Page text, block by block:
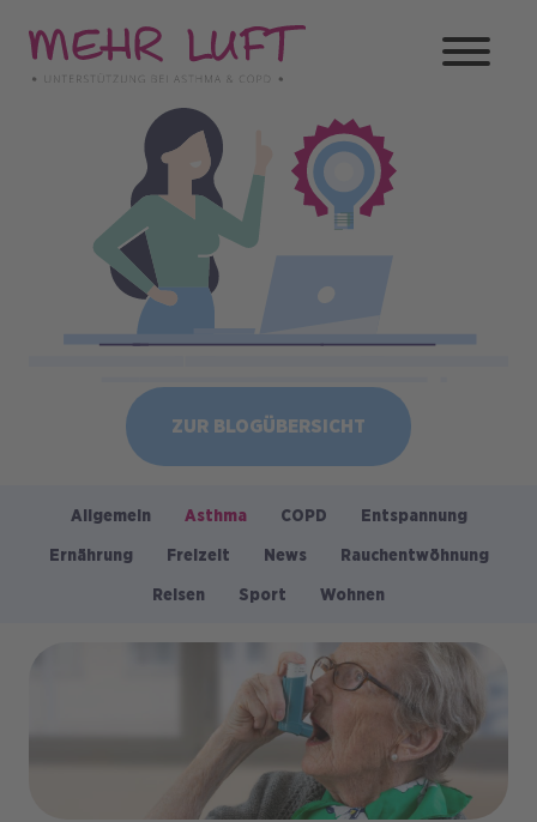
zum
Inhalt
ZUR BLOGÜBERSICHT
Kategorien
Allgemein Asthma COPD Entspannung
Ernährung Freizeit News Rauchentwöhnung
Reisen Sport Wohnen
Bild